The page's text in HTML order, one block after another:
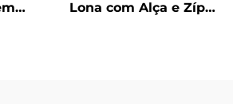
Lona com Alça e Zíper